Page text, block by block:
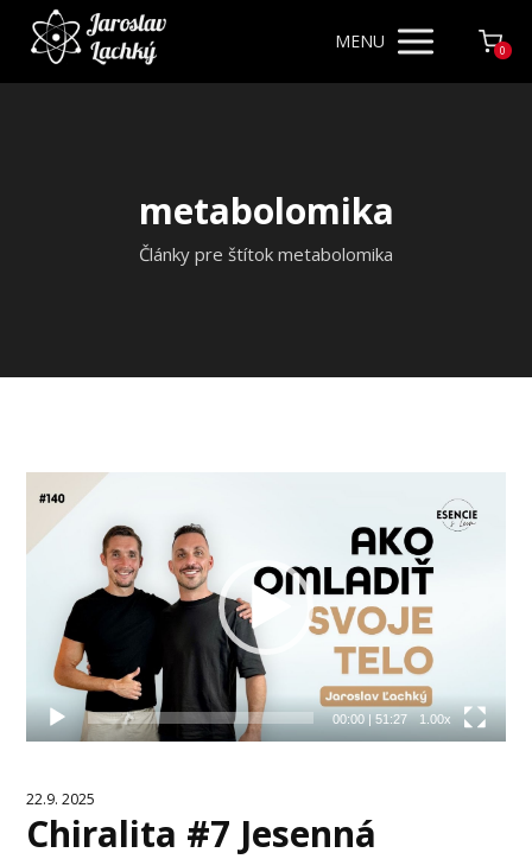
MENU 0
metabolomika
Články pre štítok metabolomika
prehrávač
00:00| 51:27 1.00x
22.9. 2025
Chiralita #7 Jesenná